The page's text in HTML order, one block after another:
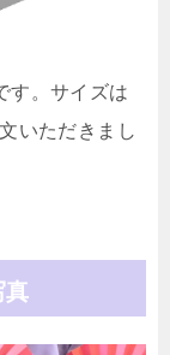
す。サイズは
いただきまし